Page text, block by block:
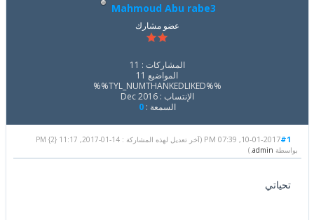
Mahmoud Abu rabe3
عضو مشارك
المشاركات : 11
المواضيع 11
%%TYL_NUMTHANKEDLIKED%%
الإنتساب : Dec 2016
السمعة :0
#1
10-01-2017, 07:39 PM
(آخر تعديل لهذه المشاركة : 14-01-2017, 11:17 PM {2}
بواسطةadmin
.)
تحياتي